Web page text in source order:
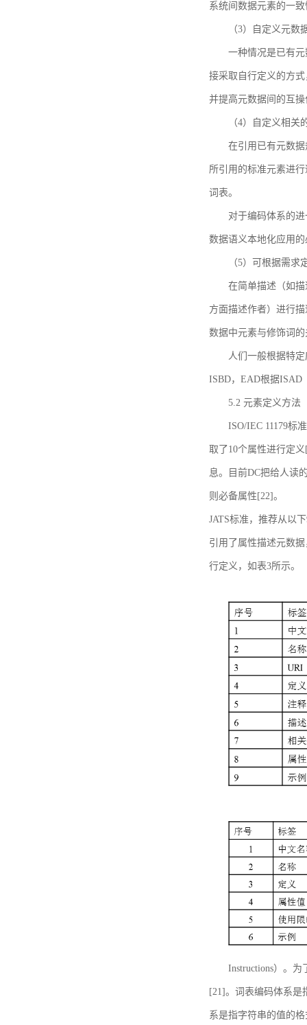
系统间数据元素的一致
（3）自定义元数
一种情况是已有
接采取自行定义的方
并提高元数据间的互
（4）自定义相关
在引用已有元数
所引用的标准元素进
词表。
对于编码体系的
数据语义本地化应用
（5）可根据需求
在简单描述（如
方面描述作者）进行
数据中元素与修饰词
人们一般根据特
ISBD，EAD根据ISAD
5.2 元素定义方法
ISO/IEC 11179标
取了10个属性进行定
息。目前DC把给人读
则必备属性[22]。
JATS标准，推荐从以
引用了属性描述元数
行定义，如表3所示。
Instructions）。
[21]。词表编码体系是
系是指字符串的值的